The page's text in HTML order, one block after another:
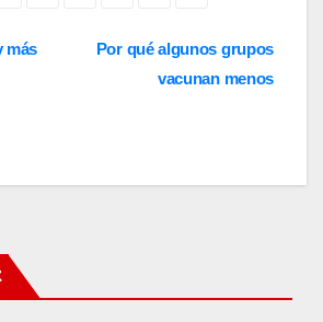
Por qué algunos grupos
vacunan menos
más